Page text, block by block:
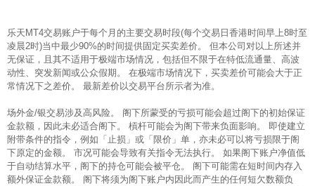
乐天MT4交易账户于每个月的主要交易时段(每个交易日香港时间早上8时至
凌晨2时)当中最少90%的时间提供固定买卖差价。 但本公司对以上所述并
无保证，且其不适用于极端市场情况，包括但不限于在特低流通量、高波
动性、突发新闻或公众假期。 在极端市场情况下，买卖差价可能会大于正
常情况下之差价。 最新差价以交易平台所示者为准。
场外金/银交易涉及高风险。 阁下所蒙受的亏损可能会超过阁下的初始保证
金款额，因此未必适合阁下。 槓杆可能会为阁下带来负面影响。 即使建立
附带条件的指令，例如「止损」或「限价」单，亦未必可以将亏损限于阁
下原定的金额。 市况可能会导致有关指令无法执行。 如果阁下账户净值低
于自动结算水平，阁下的持仓可能会被平仓。 阁下可能需在短时间内存入
额外保证金款额。 阁下将须为阁下账户内因此而产生的任何短欠数额负